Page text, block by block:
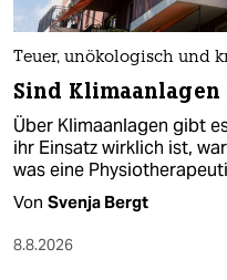
Teuer, unökologisch und
Sind Klimaanlagen
Über Klimaanlagen gibt
ihr Einsatz wirklich ist,
was eine
Von Svenja Bergt
8.8.2026